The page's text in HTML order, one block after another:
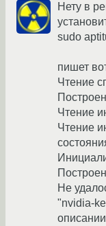
Нету в
sudo
пишет
Чтение
Чтение
Чтение
Не
"nvidia-
описании